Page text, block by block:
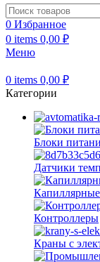
0 Избранное
0 items 0,00 ₽
Меню
0 items 0,00 ₽
Категории
Блоки
Датчики
Контроллеры
Краны с